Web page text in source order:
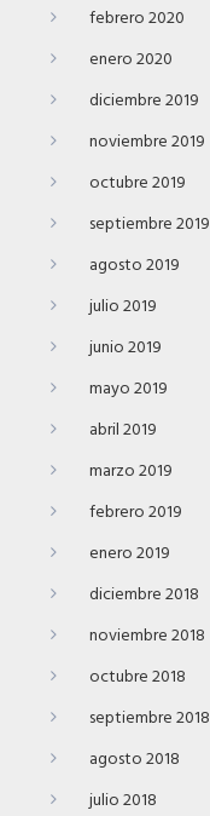
febrero 2020
enero 2020
diciembre 2019
noviembre 2019
octubre 2019
septiembre 2019
agosto 2019
julio 2019
junio 2019
mayo 2019
abril 2019
marzo 2019
febrero 2019
enero 2019
diciembre 2018
noviembre 2018
octubre 2018
septiembre 2018
agosto 2018
julio 2018